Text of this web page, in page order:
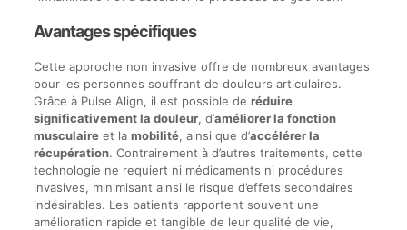
Avantages spécifiques
Cette approche non invasive offre de nombreux avantages
pour les personnes souffrant de douleurs articulaires.
Grâce à Pulse Align, il est possible de réduire
significativement la douleur, d’améliorer la fonction
musculaireet la mobilité, ainsi que d’accélérer la
récupération. Contrairement à d’autres traitements, cette
technologie ne requiert ni médicaments ni procédures
invasives, minimisant ainsi le risque d’effets secondaires
indésirables. Les patients rapportent souvent une
amélioration rapide et tangible de leur qualité de vie,